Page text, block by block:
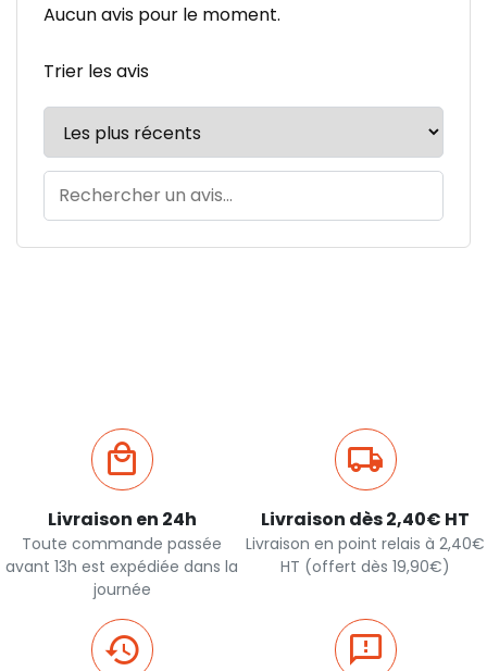
Aucun avis pour le moment.
Trier les avis
Livraison en 24h
Toute commande passée
avant 13h est expédiée dans la
journée
Livraison dès 2,40€ HT
Livraison en point relais à 2,40€
HT (offert dès 19,90€)